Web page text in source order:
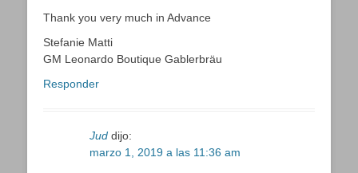
Thank you very much in Advance
Stefanie Matti
GM Leonardo Boutique Gablerbräu
Responder
Jud dijo:
marzo 1, 2019 a las 11:36 am